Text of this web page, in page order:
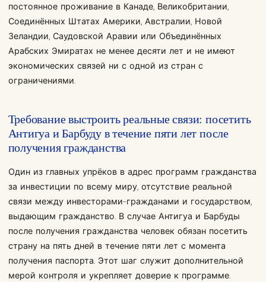
постоянное проживание в Канаде, Великобритании,
Соединённых Штатах Америки, Австралии, Новой
Зеландии, Саудовской Аравии или Объединённых
Арабских Эмиратах не менее десяти лет и не имеют
экономических связей ни с одной из стран с
ограничениями.
Требование выстроить реальные связи: посетить
Антигуа и Барбуду в течение пяти лет после
получения гражданства
Один из главных упрёков в адрес программ гражданства
за инвестиции по всему миру, отсутствие реальной
связи между инвесторами-гражданами и государством,
выдающим гражданство. В случае Антигуа и Барбуды
после получения гражданства человек обязан посетить
страну на пять дней в течение пяти лет с момента
получения паспорта. Этот шаг служит дополнительной
мерой контроля и укрепляет доверие к программе.